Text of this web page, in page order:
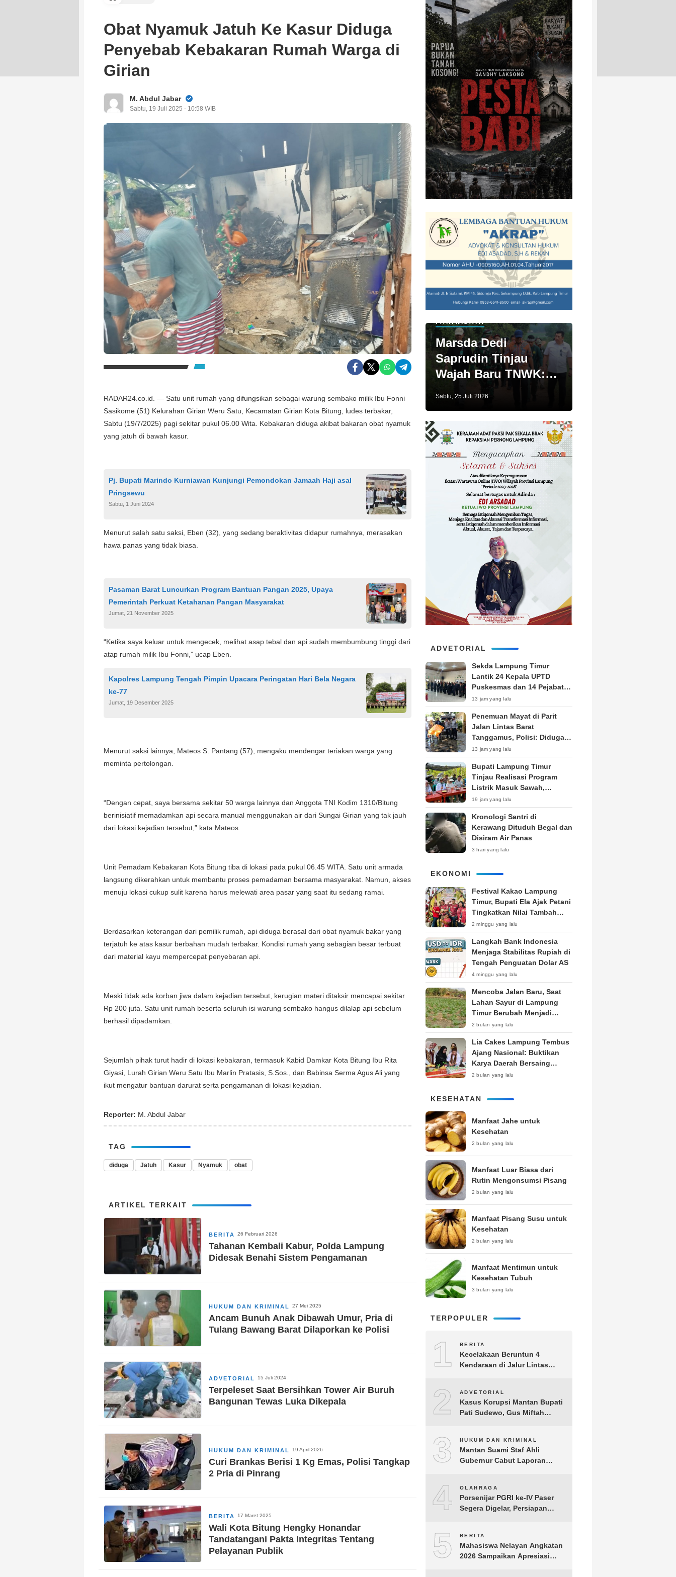
Obat Nyamuk Jatuh Ke Kasur Diduga
Penyebab Kebakaran Rumah Warga di
Girian
M. Abdul Jabar
Sabtu, 19 Juli 2025 - 10:58 WIB
RADAR24.co.id. — Satu unit rumah yang difungsikan sebagai warung sembako milik Ibu Fonni
Sasikome (51) Kelurahan Girian Weru Satu, Kecamatan Girian Kota Bitung, ludes terbakar,
Sabtu (19/7/2025) pagi sekitar pukul 06.00 Wita. Kebakaran diduga akibat bakaran obat nyamuk
yang jatuh di bawah kasur.
Pj. Bupati Marindo Kurniawan Kunjungi Pemondokan Jamaah Haji asal
Pringsewu
Sabtu, 1 Juni 2024
Menurut salah satu saksi, Eben (32), yang sedang beraktivitas didapur rumahnya, merasakan
hawa panas yang tidak biasa.
Pasaman Barat Luncurkan Program Bantuan Pangan 2025, Upaya
Pemerintah Perkuat Ketahanan Pangan Masyarakat
Jumat, 21 November 2025
“Ketika saya keluar untuk mengecek, melihat asap tebal dan api sudah membumbung tinggi dari
atap rumah milik Ibu Fonni,” ucap Eben.
Kapolres Lampung Tengah Pimpin Upacara Peringatan Hari Bela Negara
ke-77
Jumat, 19 Desember 2025
Menurut saksi lainnya, Mateos S. Pantang (57), mengaku mendengar teriakan warga yang
meminta pertolongan.
“Dengan cepat, saya bersama sekitar 50 warga lainnya dan Anggota TNI Kodim 1310/Bitung
berinisiatif memadamkan api secara manual menggunakan air dari Sungai Girian yang tak jauh
dari lokasi kejadian tersebut,” kata Mateos.
Unit Pemadam Kebakaran Kota Bitung tiba di lokasi pada pukul 06.45 WITA. Satu unit armada
langsung dikerahkan untuk membantu proses pemadaman bersama masyarakat. Namun, akses
menuju lokasi cukup sulit karena harus melewati area pasar yang saat itu sedang ramai.
Berdasarkan keterangan dari pemilik rumah, api diduga berasal dari obat nyamuk bakar yang
terjatuh ke atas kasur berbahan mudah terbakar. Kondisi rumah yang sebagian besar terbuat
dari material kayu mempercepat penyebaran api.
Meski tidak ada korban jiwa dalam kejadian tersebut, kerugian materi ditaksir mencapai sekitar
Rp 200 juta. Satu unit rumah beserta seluruh isi warung sembako hangus dilalap api sebelum
berhasil dipadamkan.
Sejumlah pihak turut hadir di lokasi kebakaran, termasuk Kabid Damkar Kota Bitung Ibu Rita
Giyasi, Lurah Girian Weru Satu Ibu Marlin Pratasis, S.Sos., dan Babinsa Serma Agus Ali yang
ikut mengatur bantuan darurat serta pengamanan di lokasi kejadian.
Reporter: M. Abdul Jabar
TAG
diduga Jatuh Kasur Nyamuk obat
ARTIKEL TERKAIT
BERITA 26 Februari 2026
Tahanan Kembali Kabur, Polda Lampung
Didesak Benahi Sistem Pengamanan
HUKUM DAN KRIMINAL 27 Mei 2025
Ancam Bunuh Anak Dibawah Umur, Pria di
Tulang Bawang Barat Dilaporkan ke Polisi
ADVETORIAL 15 Juli 2024
Terpeleset Saat Bersihkan Tower Air Buruh
Bangunan Tewas Luka Dikepala
HUKUM DAN KRIMINAL 19 April 2026
Curi Brankas Berisi 1 Kg Emas, Polisi Tangkap
2 Pria di Pinrang
BERITA 17 Maret 2025
Wali Kota Bitung Hengky Honandar
Tandatangani Pakta Integritas Tentang
Pelayanan Publik
PARIWISATA
Marsda Dedi
Saprudin Tinjau
Wajah Baru TNWK:
Sabtu, 25 Juli 2026
ADVETORIAL
‎Sekda Lampung Timur
Lantik 24 Kepala UPTD
Puskesmas dan 14 Pejabat
Fungsional, Dorong Inovasi
dan Pelayanan Prima
13 jam yang lalu
Penemuan Mayat di Parit
Jalan Lintas Barat
Tanggamus, Polisi: Diduga
ODGJ
13 jam yang lalu
Bupati Lampung Timur
Tinjau Realisasi Program
Listrik Masuk Sawah,
Siapkan Subsidi KWH untuk
Petani
19 jam yang lalu
Kronologi Santri di
Kerawang Dituduh Begal dan
Disiram Air Panas
3 hari yang lalu
EKONOMI
‎Festival Kakao Lampung
Timur, Bupati Ela Ajak Petani
Tingkatkan Nilai Tambah
Produk
2 minggu yang lalu
Langkah Bank Indonesia
Menjaga Stabilitas Rupiah di
Tengah Penguatan Dolar AS
4 minggu yang lalu
Mencoba Jalan Baru, Saat
Lahan Sayur di Lampung
Timur Berubah Menjadi
Kebun Tembakau
2 bulan yang lalu
Lia Cakes Lampung Tembus
Ajang Nasional: Buktikan
Karya Daerah Bersaing
Setara Kota Besar
2 bulan yang lalu
KESEHATAN
Manfaat Jahe untuk
Kesehatan
2 bulan yang lalu
Manfaat Luar Biasa dari
Rutin Mengonsumsi Pisang
2 bulan yang lalu
Manfaat Pisang Susu untuk
Kesehatan
2 bulan yang lalu
Manfaat Mentimun untuk
Kesehatan Tubuh
3 bulan yang lalu
TERPOPULER
1 BERITA
Kecelakaan Beruntun 4
Kendaraan di Jalur Lintas
2 ADVETORIAL
Kasus Korupsi Mantan Bupati
Pati Sudewo, Gus Miftah
3 HUKUM DAN KRIMINAL
Mantan Suami Staf Ahli
Gubernur Cabut Laporan
4 OLAHRAGA
Porsenijar PGRI ke-IV Paser
Segera Digelar, Persiapan
5 BERITA
Mahasiswa Nelayan Angkatan
2026 Sampaikan Apresiasi